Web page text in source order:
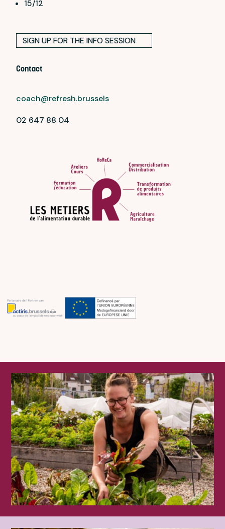
15/12
SIGN UP FOR THE INFO SESSION
Contact
coach@refresh.brussels
02 647 88 04